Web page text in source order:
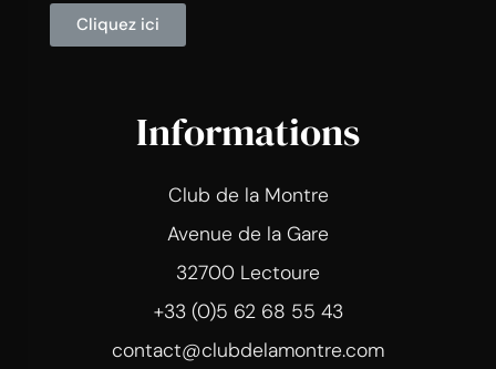
Cliquez ici
Informations
Club de la Montre
Avenue de la Gare
32700 Lectoure
+33 (0)5 62 68 55 43
contact@clubdelamontre.com